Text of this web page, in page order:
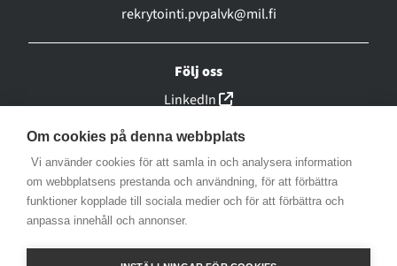
rekrytointi.pvpalvk@mil.fi
Följ oss
LinkedIn
(linkki avautuu uuteen
Facebook
(linkki avautuu uuteen
Instagram
(linkki avautuu uuteen
YouTube
(linkki avautuu uuteen
Om cookies på denna webbplats
Vi använder cookies för att samla in och analysera information
om webbplatsens prestanda och användning, för att förbättra
funktioner kopplade till sociala medier och för att förbättra och
anpassa innehåll och annonser.